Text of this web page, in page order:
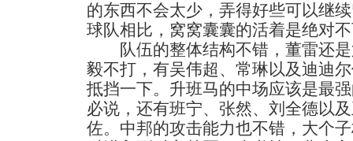
的东西不会太少，弄得好些可以继
球队相比，窝窝囊囊的活着是绝对
队伍的整体结构不错，董雷还是
毅不打，有吴伟超、常琳以及迪迪
抵挡一下。升班马的中场应该是最
必说，还有班宁、张然、刘全德以
佐。中邦的攻击能力也不错，大个